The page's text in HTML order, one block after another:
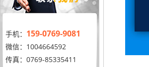
手机： 159-0769-9081
微信：1004664592
传真：0769-85335411